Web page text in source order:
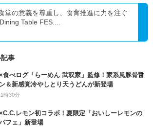
堂の意義を尊重し、食育推進に力を注ぐ
Dining Table FES....
事
食べログ「らーめん 武双家」監修！家系風豚骨醤
＆新感覚冷やしとり天うどんが新登場
時30分
レモン初コラボ！夏限定「おいしーレモンの
フェ」新登場